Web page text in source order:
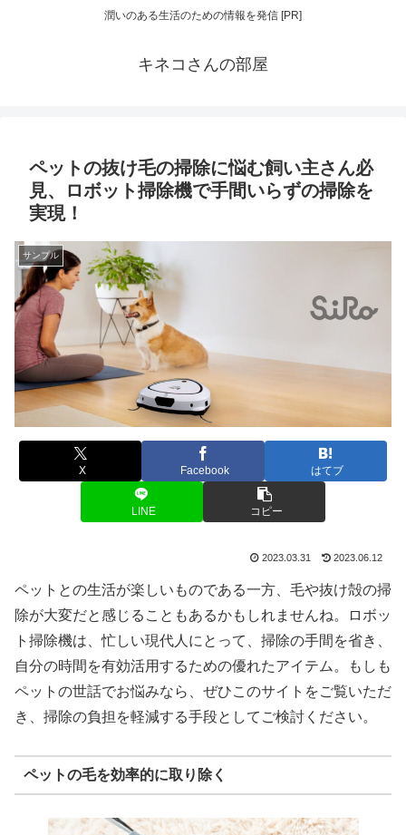
潤いのある生活のための情報を発信 [PR]
キネコさんの部屋
ペットの抜け毛の掃除に悩む飼い主さん必
見、ロボット掃除機で手間いらずの掃除を
実現！
サンプル
X Facebook はてブ
LINE コピー
2023.03.31 2023.06.12
ペットとの生活が楽しいものである一方、毛や抜け殻の掃
除が大変だと感じることもあるかもしれませんね。ロボッ
ト掃除機は、忙しい現代人にとって、掃除の手間を省き、
自分の時間を有効活用するための優れたアイテム。もしも
ペットの世話でお悩みなら、ぜひこのサイトをご覧いただ
き、掃除の負担を軽減する手段としてご検討ください。
ペットの毛を効率的に取り除く